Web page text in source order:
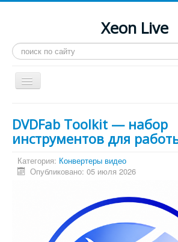
Xeon Live
Искать...
Toggle
Navigation
LGA 2011-3
Процессоры
Конференция
DVDFab Toolkit — набор
инструментов для
Категория: Конвертеры видео
Опубликовано: 05 июля 2026